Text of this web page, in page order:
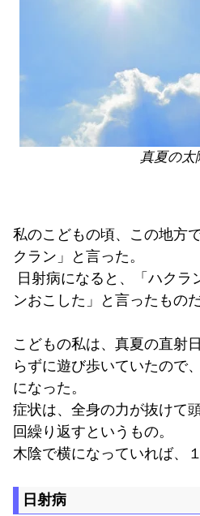
真夏の太
私のこどもの頃、この地方
クラン」と言った。
日射病になると、「ハクラ
ンおこした」と言ったものだ
こどもの私は、真夏の直射
らずに遊び歩いていたので
になった。
症状は、全身の力が抜けて
回繰り返すというもの。
木陰で横になっていれば、
日射病